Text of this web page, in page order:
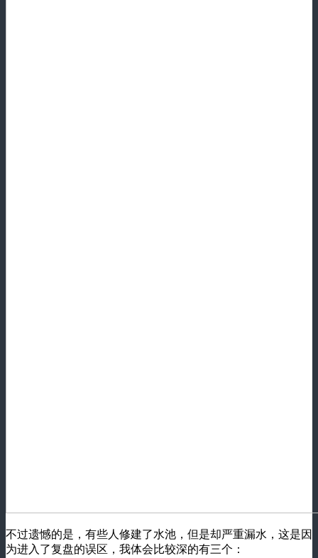
不过遗憾的是，有些人修建了水池，但是却严重漏水，这是因
为进入了复盘的误区，我体会比较深的有三个：